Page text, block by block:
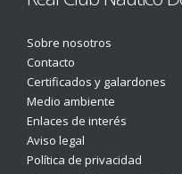
Sobre nosotros
Contacto
Certificados y galardones
Medio ambiente
Enlaces de interés
Aviso legal
Política de privacidad